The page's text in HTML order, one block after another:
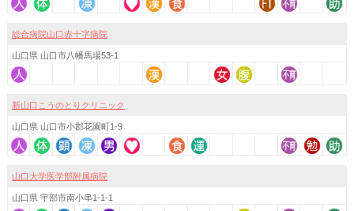
総合病院山口赤十字病院
山口県 山口市八幡馬場53-1
新山口こうのとりクリニック
山口県 山口市小郡花園町1-9
山口大学医学部附属病院
山口県 宇部市南小串1-1-1